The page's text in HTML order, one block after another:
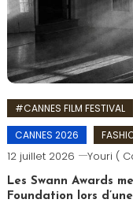
#CANNES FILM FESTIVAL
CANNES 2026
12 juillet 2026 Youri (
Les Swann Awards
Foundation lors